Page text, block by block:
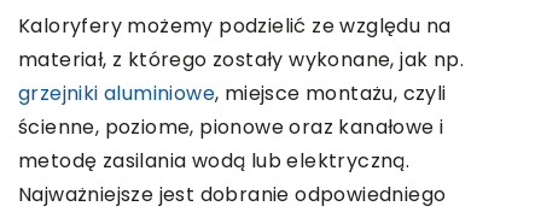
Kaloryfery możemy podzielić ze względu na
materiał, z którego zostały wykonane, jak np.
grzejniki aluminiowe, miejsce montażu, czyli
ścienne, poziome, pionowe oraz kanałowe i
metodę zasilania wodą lub elektryczną.
Najważniejsze jest dobranie odpowiedniego